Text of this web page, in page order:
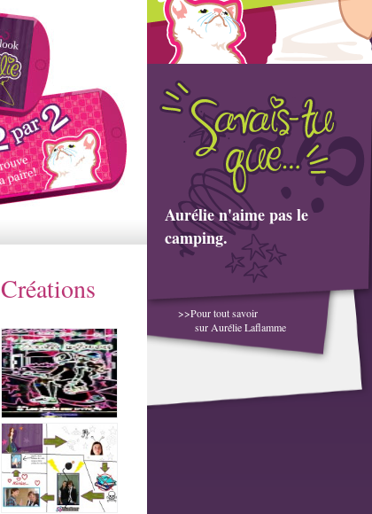
Créations
Aurélie n'aime pas le
camping.
>>Pour tout savoir
sur Aurélie Laflamme